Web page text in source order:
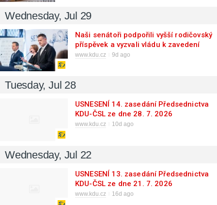
Wednesday, Jul 29
Naši senátoři podpořili vyšší rodičovský
příspěvek a vyzvali vládu k zavedení
automatické valorizace
www.kdu.cz 9d ago
Tuesday, Jul 28
USNESENÍ 14. zasedání Předsednictva
KDU-ČSL ze dne 28. 7. 2026
www.kdu.cz 10d ago
Wednesday, Jul 22
USNESENÍ 13. zasedání Předsednictva
KDU-ČSL ze dne 21. 7. 2026
www.kdu.cz 16d ago